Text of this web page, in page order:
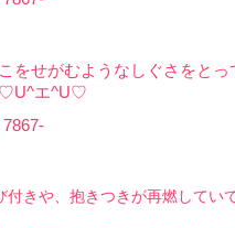
をせがむようなしぐさをと
♡U^エ^U♡
付きや、抱きつきが再燃してい